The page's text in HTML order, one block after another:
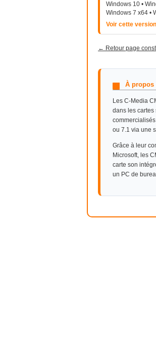
Windows 10 •
Windows 7 x64 •
Voir cette
← Retour page
À propos
Les C-Media
dans les
ou 7.1 via une
Grâce à leur
Microsoft, les
carte son
un PC de